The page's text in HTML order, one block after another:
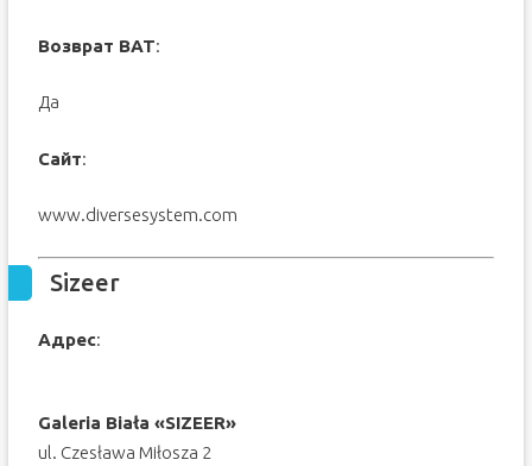
Возврат ВАТ:
Да
Сайт:
www.diversesystem.com
Sizeer
Адрес:
Galeria Biała «SIZEER»
ul. Czesława Miłosza 2